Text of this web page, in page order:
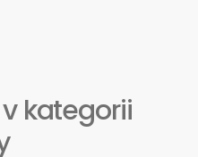
kategorii